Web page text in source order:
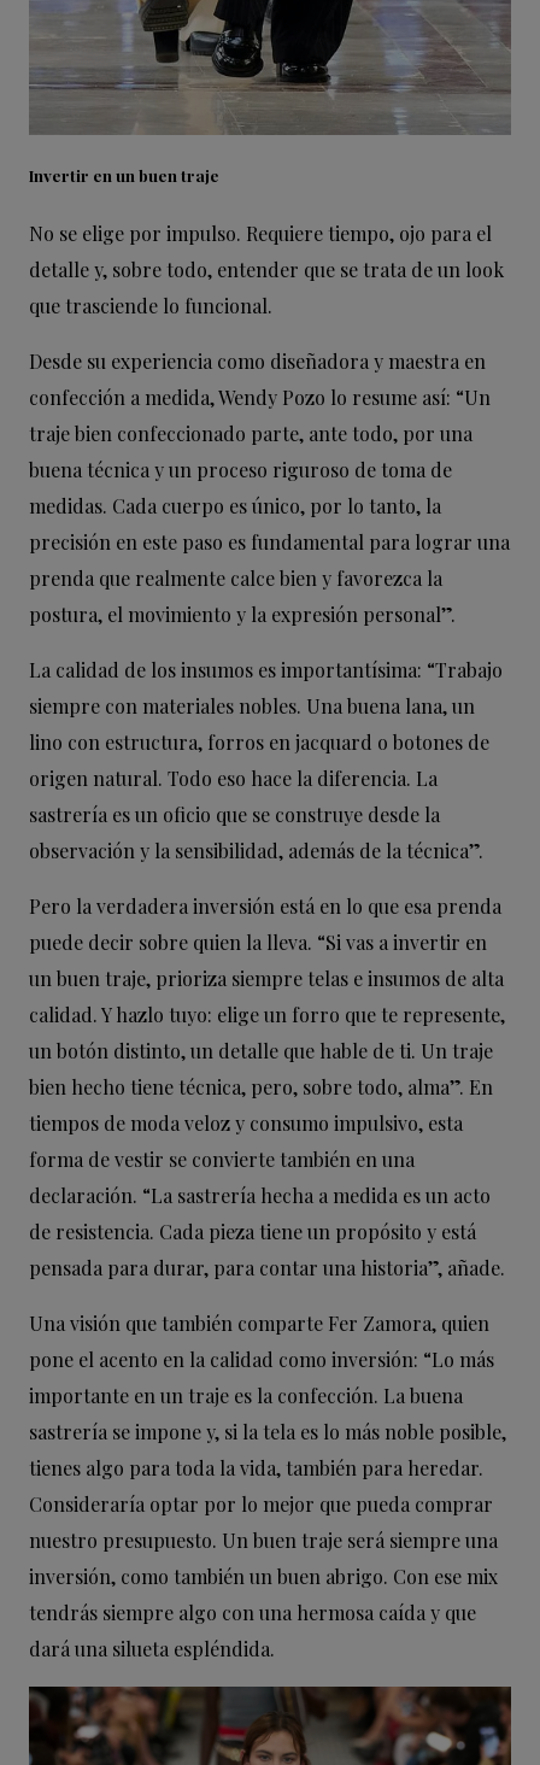
Invertir en un buen traje
No se elige por impulso. Requiere tiempo, ojo para el
detalle y, sobre todo, entender que se trata de un look
que trasciende lo funcional.
Desde su experiencia como diseñadora y maestra en
confección a medida, Wendy Pozo lo resume así: “Un
traje bien confeccionado parte, ante todo, por una
buena técnica y un proceso riguroso de toma de
medidas. Cada cuerpo es único, por lo tanto, la
precisión en este paso es fundamental para lograr una
prenda que realmente calce bien y favorezca la
postura, el movimiento y la expresión personal”.
La calidad de los insumos es importantísima: “Trabajo
siempre con materiales nobles. Una buena lana, un
lino con estructura, forros en jacquard o botones de
origen natural. Todo eso hace la diferencia. La
sastrería es un oficio que se construye desde la
observación y la sensibilidad, además de la técnica”.
Pero la verdadera inversión está en lo que esa prenda
puede decir sobre quien la lleva. “Si vas a invertir en
un buen traje, prioriza siempre telas e insumos de alta
calidad. Y hazlo tuyo: elige un forro que te represente,
un botón distinto, un detalle que hable de ti. Un traje
bien hecho tiene técnica, pero, sobre todo, alma”. En
tiempos de moda veloz y consumo impulsivo, esta
forma de vestir se convierte también en una
declaración. “La sastrería hecha a medida es un acto
de resistencia. Cada pieza tiene un propósito y está
pensada para durar, para contar una historia”, añade.
Una visión que también comparte Fer Zamora, quien
pone el acento en la calidad como inversión: “Lo más
importante en un traje es la confección. La buena
sastrería se impone y, si la tela es lo más noble posible,
tienes algo para toda la vida, también para heredar.
Consideraría optar por lo mejor que pueda comprar
nuestro presupuesto. Un buen traje será siempre una
inversión, como también un buen abrigo. Con ese mix
tendrás siempre algo con una hermosa caída y que
dará una silueta espléndida.